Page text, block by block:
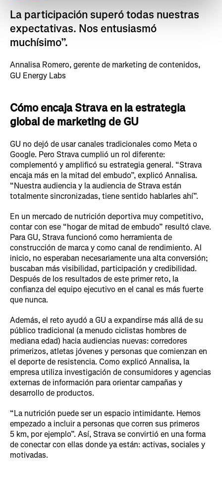
La participación superó todas nuestras
expectativas. Nos entusiasmó
muchísimo”.
Annalisa Romero, gerente de marketing de contenidos,
GU Energy Labs
Cómo encaja Strava en la estrategia
global de marketing de GU
GU no dejó de usar canales tradicionales como Meta o
Google. Pero Strava cumplió un rol diferente:
complementó y amplificó su estrategia general. “Strava
encaja más en la mitad del embudo”, explicó Annalisa.
“Nuestra audiencia y la audiencia de Strava están
totalmente sincronizadas, tiene sentido hablarles ahí”.
En un mercado de nutrición deportiva muy competitivo,
contar con ese “hogar de mitad de embudo” resultó clave.
Para GU, Strava funcionó como herramienta de
construcción de marca y como canal de rendimiento. Al
inicio, no esperaban necesariamente una alta conversión;
buscaban más visibilidad, participación y credibilidad.
Después de los resultados de este primer reto, la
confianza del equipo ejecutivo en el canal es más fuerte
que nunca.
Además, el reto ayudó a GU a expandirse más allá de su
público tradicional (a menudo ciclistas hombres de
mediana edad) hacia audiencias nuevas: corredores
primerizos, atletas jóvenes y personas que comienzan en
el deporte de resistencia. Como explicó Annalisa, la
empresa utiliza investigación de consumidores y agencias
externas de información para orientar campañas y
desarrollo de productos.
“La nutrición puede ser un espacio intimidante. Hemos
empezado a incluir a personas que corren sus primeros
5 km, por ejemplo”. Así, Strava se convirtió en una forma
de conectar con ellas donde ya están: activas, sociales y
motivadas.